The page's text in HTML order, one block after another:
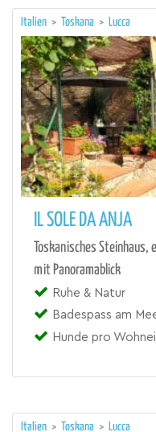
Italien > Toskana > Lucca
IL SOLE DA ANJA
Toskanisches
mit Panoramablick
Ruhe & Natur
Badespass am
Hunde pro
Italien > Toskana > Lucca